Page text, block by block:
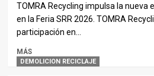
TOMRA Recycling impulsa la nueva
en la Feria SRR 2026. TOMRA
participación en...
MÁS
DEMOLICION RECICLAJE